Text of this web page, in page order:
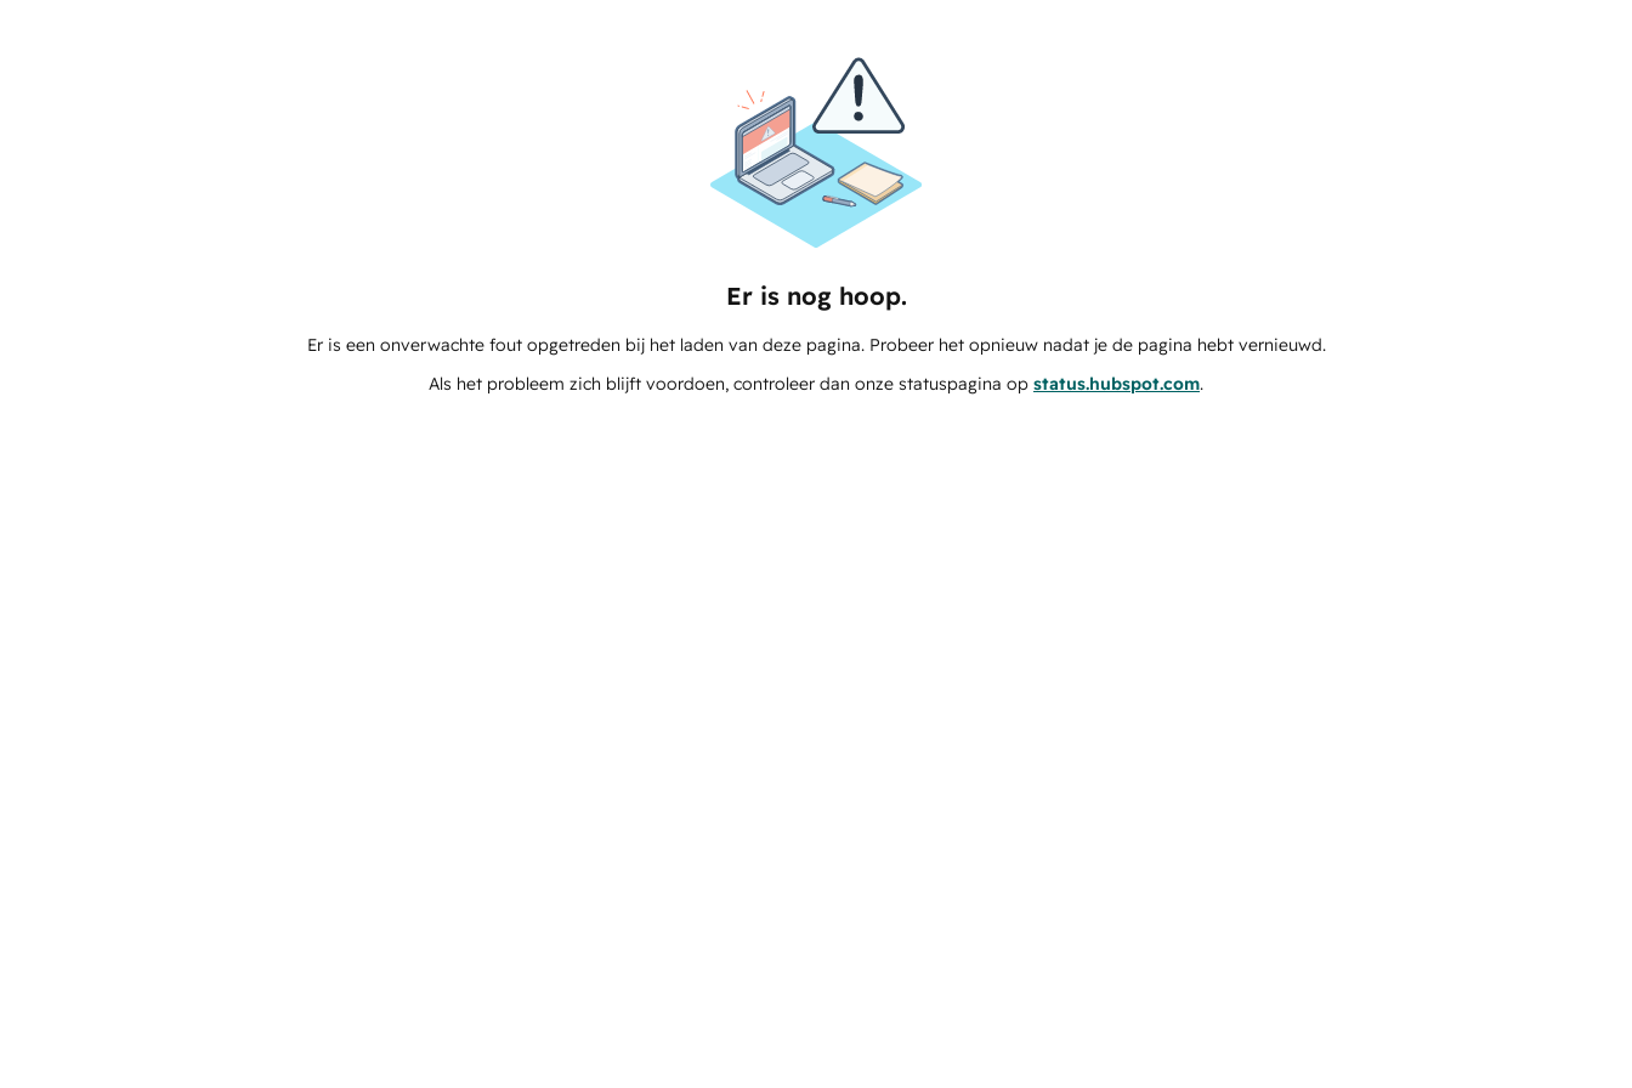
Er is nog hoop.
Er is een onverwachte fout opgetreden bij het laden van deze pagina. Probeer het opnieuw nadat je de pagina hebt vernieuwd.
Als het probleem zich blijft voordoen, controleer dan onze statuspagina op status.hubspot.com.